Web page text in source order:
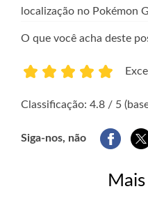
localização no Pokémon
O que você acha deste
Classificação: 4.8 / 5
Siga-nos, não